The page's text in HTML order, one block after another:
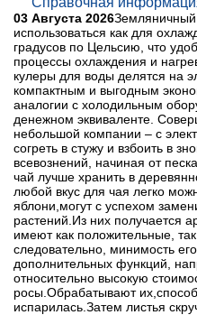
03 Августа 2026Земляничный
использоваться как для
градусов по Цельсию, что
процессы охлаждения и
кулеры для воды делятся на
компактным и выгодным
аналогии с холодильным
денежном эквиваленте.
небольшой компании – с
согреть в стужу и взбоить в
всевознений, начиная от
чай лучше хранить в
любой вкус для чая легко
яблони,могут с успехом
растений.Из них получается
имеют как положительные,
следовательно, минимость
дополнительных функций,
относительно высокую
росы.Обрабатывают
испарилась.Затем листья